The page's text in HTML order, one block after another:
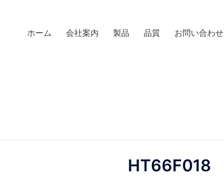
ホーム 会社案内 製品 品質 お問い合わせ
HT66F018